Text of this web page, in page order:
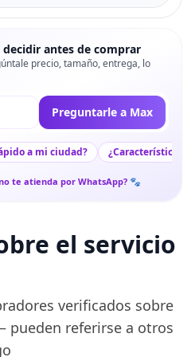
antes de comprar
precio, tamaño, entrega, lo
Preguntarle a Max
a mi ciudad? ¿Características
te atienda por WhatsApp? 🐾
el servicio
verificados sobre
pueden referirse a otros